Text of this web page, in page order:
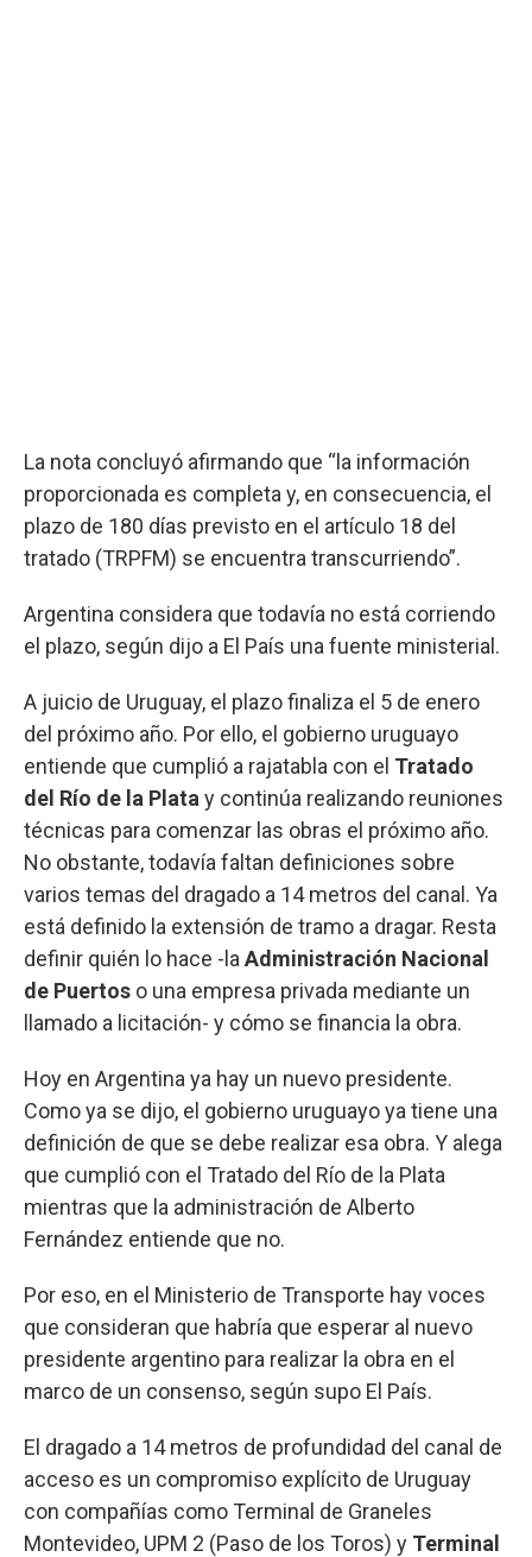
La nota concluyó afirmando que “la información
proporcionada es completa y, en consecuencia, el
plazo de 180 días previsto en el artículo 18 del
tratado (TRPFM) se encuentra transcurriendo”.
Argentina considera que todavía no está corriendo
el plazo, según dijo a El País una fuente ministerial.
A juicio de Uruguay, el plazo finaliza el 5 de enero
del próximo año. Por ello, el gobierno uruguayo
entiende que cumplió a rajatabla con el Tratado
del Río de la Plata y continúa realizando reuniones
técnicas para comenzar las obras el próximo año.
No obstante, todavía faltan definiciones sobre
varios temas del dragado a 14 metros del canal. Ya
está definido la extensión de tramo a dragar. Resta
definir quién lo hace -la Administración Nacional
de Puertos o una empresa privada mediante un
llamado a licitación- y cómo se financia la obra.
Hoy en Argentina ya hay un nuevo presidente.
Como ya se dijo, el gobierno uruguayo ya tiene una
definición de que se debe realizar esa obra. Y alega
que cumplió con el Tratado del Río de la Plata
mientras que la administración de Alberto
Fernández entiende que no.
Por eso, en el Ministerio de Transporte hay voces
que consideran que habría que esperar al nuevo
presidente argentino para realizar la obra en el
marco de un consenso, según supo El País.
El dragado a 14 metros de profundidad del canal de
acceso es un compromiso explícito de Uruguay
con compañías como Terminal de Graneles
Montevideo, UPM 2 (Paso de los Toros) y Terminal